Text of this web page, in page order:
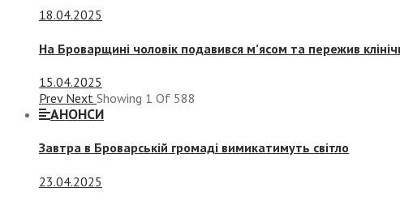
18.04.2025
На Броварщині чоловік подавився м’ясом та пережив
15.04.2025
Prev Next Showing 1 Of 588
АНОНСИ
Завтра в Броварській громаді вимикатимуть світло
23.04.2025